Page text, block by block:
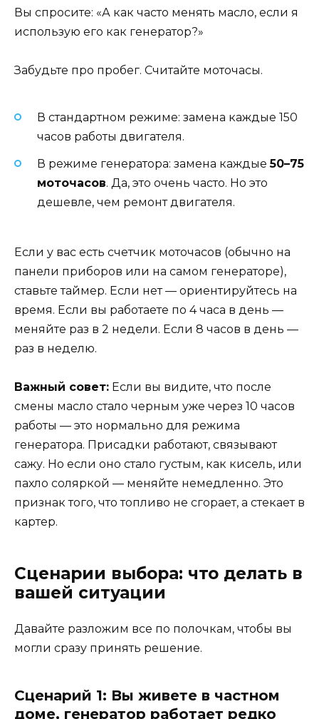
Вы спросите: «А как часто менять масло, если я
использую его как генератор?»
Забудьте про пробег. Считайте моточасы.
В стандартном режиме: замена каждые 150
часов работы двигателя.
В режиме генератора: замена каждые50–75
моточасов. Да, это очень часто. Но это
дешевле, чем ремонт двигателя.
Если у вас есть счетчик моточасов (обычно на
панели приборов или на самом генераторе),
ставьте таймер. Если нет — ориентируйтесь на
время. Если вы работаете по 4 часа в день —
меняйте раз в 2 недели. Если 8 часов в день —
раз в неделю.
Важный совет: Если вы видите, что после
смены масло стало черным уже через 10 часов
работы — это нормально для режима
генератора. Присадки работают, связывают
сажу. Но если оно стало густым, как кисель, или
пахло соляркой — меняйте немедленно. Это
признак того, что топливо не сгорает, а стекает в
картер.
Сценарии выбора: что делать в
вашей ситуации
Давайте разложим все по полочкам, чтобы вы
могли сразу принять решение.
Сценарий 1: Вы живете в частном
доме, генератор работает редко